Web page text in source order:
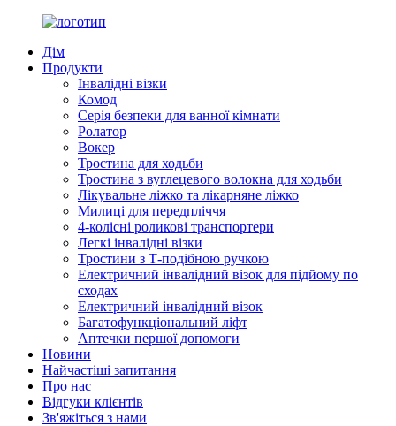
Дім
Продукти
Інвалідні візки
Комод
Серія безпеки для ванної кімнати
Ролатор
Вокер
Тростина для ходьби
Тростина з вуглецевого волокна для ходьби
Лікувальне ліжко та лікарняне ліжко
Милиці для передпліччя
4-колісні роликові транспортери
Легкі інвалідні візки
Тростини з Т-подібною ручкою
Електричний інвалідний візок для підйому по
сходах
Електричний інвалідний візок
Багатофункціональний ліфт
Аптечки першої допомоги
Новини
Найчастіші запитання
Про нас
Відгуки клієнтів
Зв'яжіться з нами